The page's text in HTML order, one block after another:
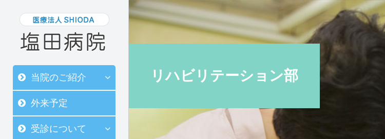
当院のご紹介
外来予定
受診について
リハビリテーション部